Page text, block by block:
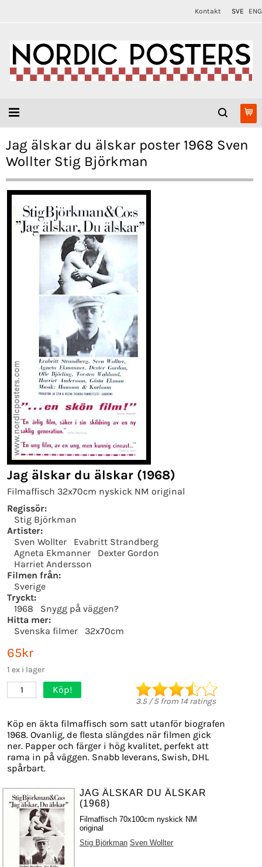
Kontakt SVE ENG
Jag älskar du älskar poster 1968 Sven
Wollter Stig Björkman
Jag älskar du älskar (1968)
Filmaffisch 32x70cm nyskick NM original
Regissör:
Stig Björkman
Artister:
Sven Wollter
Evabritt Strandberg
Agneta Ekmanner
Dexter Gordon
Harriet Andersson
Filmen från:
Sverige
Tryckt:
1968
Snygg på väggen?
Hitta mer:
Svenska filmer
32x70cm
65kr
1 ex i lager
1 Köp!
3.5/5from 14 ratings
Köp en äkta filmaffisch som satt utanför biografen
1968. Ovanlig, de flesta slängdes när filmen gick
ner. Papper och färger i hög kvalitet, perfekt att
rama in på väggen. Snabb leverans, Swish, DHL
spårbart.
JAG ÄLSKAR DU ÄLSKAR
(1968)
Filmaffisch 70x100cm nyskick NM
original
Stig Björkman Sven Wollter